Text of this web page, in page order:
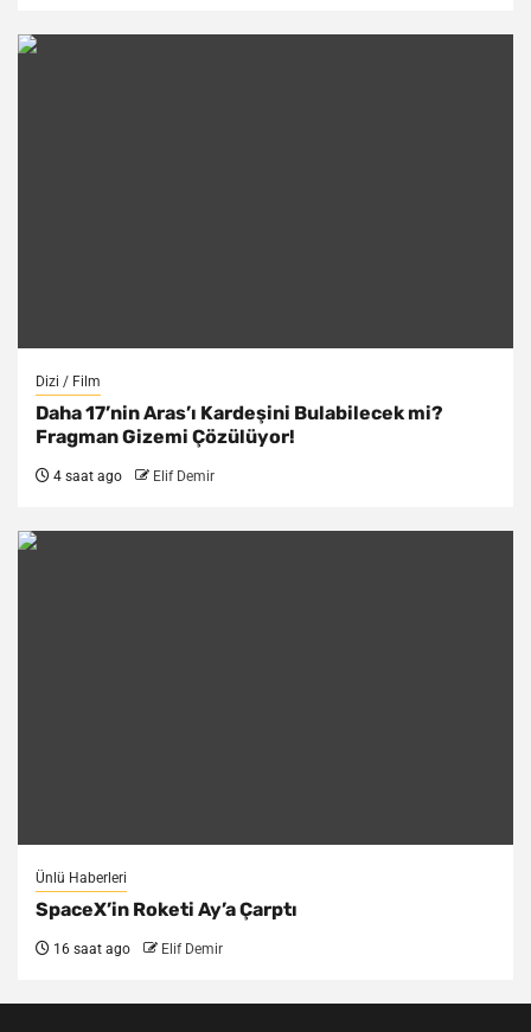
Dizi / Film
Daha 17’nin Aras’ı Kardeşini Bulabilecek mi?
Fragman Gizemi Çözülüyor!
4 saat ago Elif Demir
Ünlü Haberleri
SpaceX’in Roketi Ay’a Çarptı
16 saat ago Elif Demir